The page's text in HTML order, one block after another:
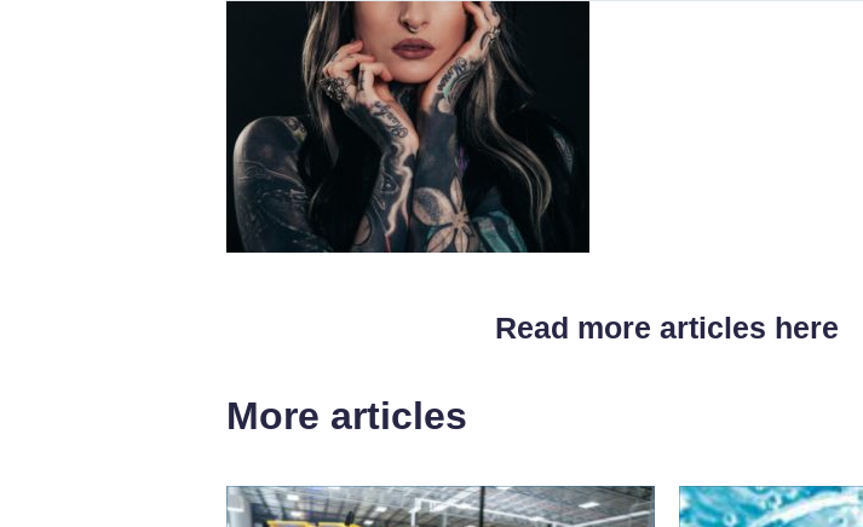
Read more articles here
More articles